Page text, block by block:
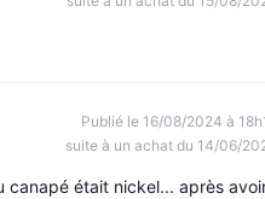
Publié le 16/08/2024 à
suite à un achat du 14/06/
canapé était nickel... après